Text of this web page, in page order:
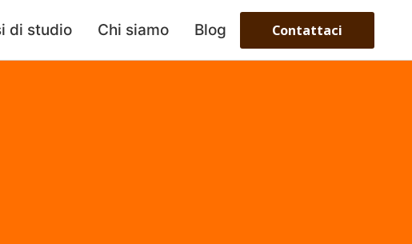
di studio Chi siamo Blog Contattaci